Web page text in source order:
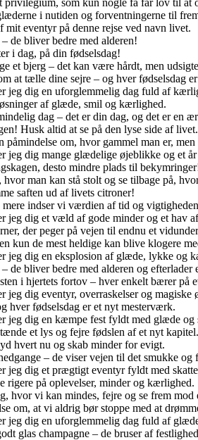
i nutiden og forventningerne til
eventyr på denne rejse ved navn livet.
de bliver bedre med alderen!
i dag, på din fødselsdag!
et bjerg – det kan være hårdt, men
at tælle dine sejre – og hver fødselsdag
jeg dig en uforglemmelig dag fuld af
af glæde, smil og kærlighed.
dag – det er din dag, og det er en
Husk altid at se på den lyse side af livet.
påmindelse om, hvor gammel man er,
jeg dig mange glædelige øjeblikke og et
desto mindre plads til
hvor man kan stå stolt og se tilbage på,
saften ud af livets citroner!
indser vi værdien af tid og
jeg dig et væld af gode minder og et hav
der peger på vejen til endnu et
kun de mest heldige kan blive klogere
jeg dig en eksplosion af glæde, lykke og
de bliver bedre med alderen og efterlader
i hjertets fortov – hver enkelt bærer på
jeg dig eventyr, overraskelser og magiske
hver fødselsdag er et nyt mesterværk.
jeg dig en kæmpe fest fyldt med glæde og
et lys og fejre fødslen af et nyt kapitel.
hvert nu og skab minder for evigt.
– de viser vejen til det smukke og
jeg dig et prægtigt eventyr fyldt med
rigere på oplevelser, minder og kærlighed.
hvor vi kan mindes, fejre og se frem mod
om, at vi aldrig bør stoppe med at
jeg dig en uforglemmelig dag fuld af
glas champagne – de bruser af